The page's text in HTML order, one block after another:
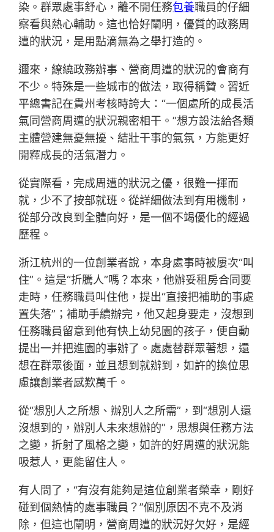
染。群眾處事舒心，離不開任務包養職員的仔細
察看與熱心輔助。這也恰好闡明，優質的政務周
遭的狀況，是用點滴無為之舉打造的。
邇來，繚繞政務辦事、營商周遭的狀況的會商有
不少。特殊是一些城市的做法，取得稱贊。習近
平總書記在貴州考核時誇大：“一個處所的成長活
氣同營商周遭的狀況親密相干。”想方設法給各類
主體營建無憂無擾、結壯干事的氣氛，方能更好
開釋成長的活氣潛力。
從實際看，完成周遭的狀況之優，很難一揮而
就，少不了按部就班。從詳細做法到有用機制，
從部分改良到全體向好，是一個不竭優化的經過
歷程。
浙江杭州的一位創業者說，本身處事時被屢次“叫
住”。這是“折騰人”嗎？本來，他辦妥租房合同要
走時，任務職員叫住他，提出“直接把補助的事處
置失落”；補助手續辦完，他又起身要走，沒想到
任務職員留意到他有快上幼兒園的孩子，便自動
提出一并把進園的事辦了。處處替群眾著想，還
想在群眾後面，並且想到就辦到，如許的換位思
慮讓創業者感歎萬千。
從“想別人之所想、辦別人之所需”，到“想別人還
沒想到的，辦別人未來想辦的”，思想與任務方法
之變，折射了風格之變，如許的好周遭的狀況能
吸惹人，更能留住人。
有人問了，“有沒有能夠是這位創業者榮幸，剛好
碰到個熱情的處事職員？”個別原因不克不及消
除，但這也闡明，營商周遭的狀況好欠好，是經